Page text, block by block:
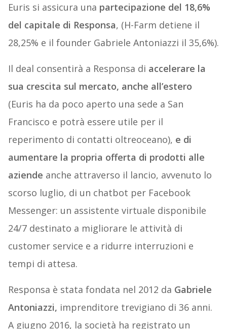
Euris si assicura una partecipazione del 18,6%
del capitale di Responsa, (H-Farm detiene il
28,25% e il founder Gabriele Antoniazzi il 35,6%).
Il deal consentirà a Responsa di accelerare la
sua crescita sul mercato, anche all’estero
(Euris ha da poco aperto una sede a San
Francisco e potrà essere utile per il
reperimento di contatti oltreoceano), e di
aumentare la propria offerta di prodotti alle
aziende anche attraverso il lancio, avvenuto lo
scorso luglio, di un chatbot per Facebook
Messenger: un assistente virtuale disponibile
24/7 destinato a migliorare le attività di
customer service e a ridurre interruzioni e
tempi di attesa.
Responsa è stata fondata nel 2012 da Gabriele
Antoniazzi, imprenditore trevigiano di 36 anni.
A giugno 2016, la società ha registrato un